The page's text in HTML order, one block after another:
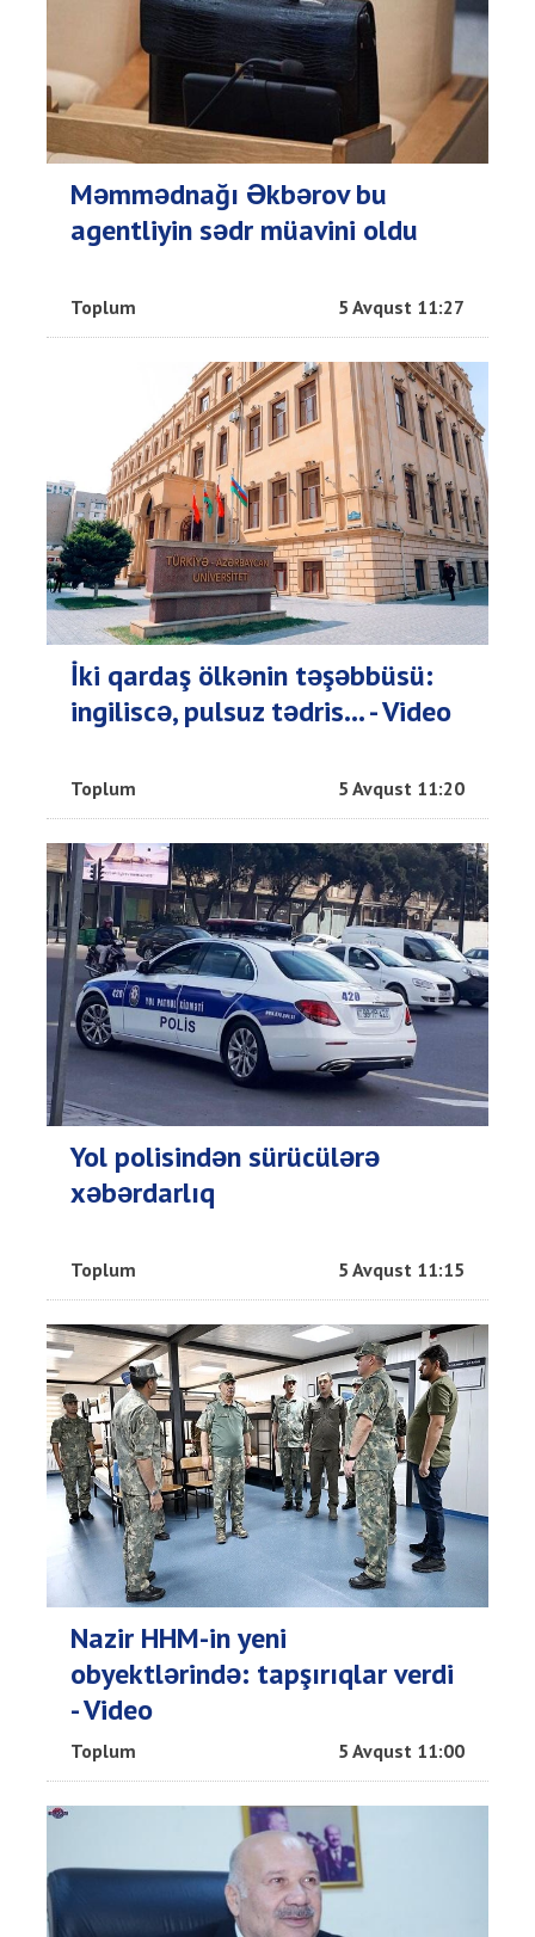
Məmmədnağı Əkbərov bu
agentliyin sədr müavini oldu
Toplum 5 Avqust 11:27
İki qardaş ölkənin təşəbbüsü:
ingiliscə, pulsuz tədris... - Video
Toplum 5 Avqust 11:20
Yol polisindən sürücülərə
xəbərdarlıq
Toplum 5 Avqust 11:15
Nazir HHM-in yeni
obyektlərində: tapşırıqlar verdi
- Video
Toplum 5 Avqust 11:00